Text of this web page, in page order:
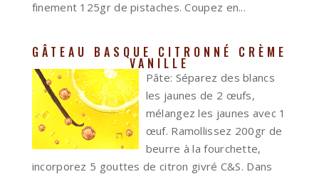
finement 125gr de pistaches. Coupez en...
GÂTEAU BASQUE CITRONNÉ CRÈME
VANILLE
Pâte: Séparez des blancs
les jaunes de 2 œufs,
mélangez les jaunes avec 1
œuf. Ramollissez 200gr de
beurre à la fourchette,
incorporez 5 gouttes de citron givré C&S. Dans